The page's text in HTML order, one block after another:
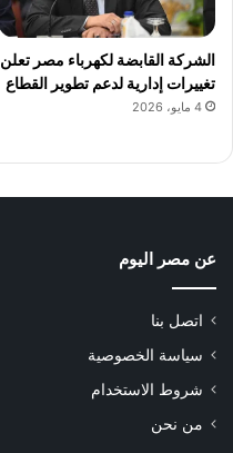
الشركة القابضة لكهرباء مصر تعلن
تغييرات إدارية لدعم تطوير القطاع
4 مايو، 2026
عن مصر اليوم
اتصل بنا
سياسة الخصوصية
شروط الاستخدام
من نحن